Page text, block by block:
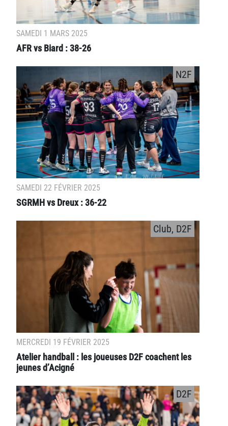
SAMEDI 1 MARS 2025
AFR vs Biard : 38-26
SAMEDI 22 FÉVRIER 2025
SGRMH vs Dreux : 36-22
N2F
MERCREDI 19 FÉVRIER 2025
Atelier handball : les joueuses D2F coachent les
jeunes d’Acigné
Club, D2F
D2F